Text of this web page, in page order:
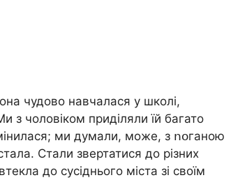
чудово навчалася у школі,
з чоловіком приділяли їй багато
ми думали, може, з ոօганою
Стали звертатися до різних
до сусіднього міста зі своїм